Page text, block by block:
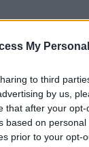
My
to third
by us,
that after your
based on
prior to your opt-
distoria
di calcio. È